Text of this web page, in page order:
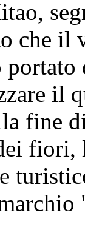
che
il
fine
fiori,